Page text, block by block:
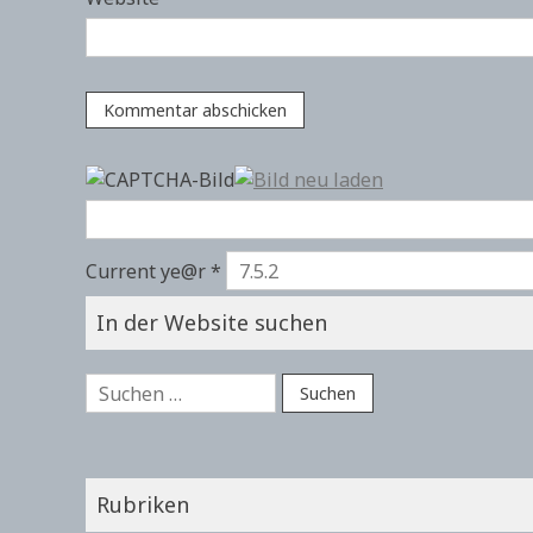
Current ye@r*
In der Website suchen
Suchen
nach:
Rubriken